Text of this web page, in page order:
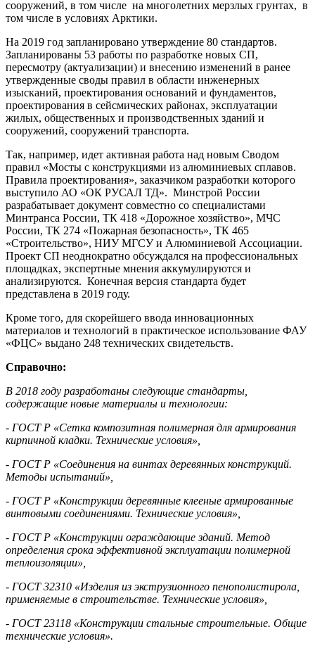
сооружений, в том числе на многолетних мерзлых грунтах, в
том числе в условиях Арктики.
На 2019 год запланировано утверждение 80 стандартов.
Запланированы 53 работы по разработке новых СП,
пересмотру (актуализации) и внесению изменений в ранее
утвержденные своды правил в области инженерных
изысканий, проектирования оснований и фундаментов,
проектирования в сейсмических районах, эксплуатации
жилых, общественных и производственных зданий и
сооружений, сооружений транспорта.
Так, например, идет активная работа над новым Сводом
правил «Мосты с конструкциями из алюминиевых сплавов.
Правила проектирования», заказчиком разработки которого
выступило АО «ОК РУСАЛ ТД». Минстрой России
разрабатывает документ совместно со специалистами
Минтранса России, ТК 418 «Дорожное хозяйство», МЧС
России, ТК 274 «Пожарная безопасность», ТК 465
«Строительство», НИУ МГСУ и Алюминиевой Ассоциации.
Проект СП неоднократно обсуждался на профессиональных
площадках, экспертные мнения аккумулируются и
анализируются. Конечная версия стандарта будет
представлена в 2019 году.
Кроме того, для скорейшего ввода инновационных
материалов и технологий в практическое использование ФАУ
«ФЦС» выдано 248 технических свидетельств.
Справочно:
В 2018 году разработаны следующие стандарты,
содержащие новые материалы и технологии:
- ГОСТ Р «Сетка композитная полимерная для армирования
кирпичной кладки. Технические условия»,
- ГОСТ Р «Соединения на винтах деревянных конструкций.
Методы испытаний»,
- ГОСТ Р «Конструкции деревянные клееные армированные
винтовыми соединениями. Технические условия»,
- ГОСТ Р «Конструкции ограждающие зданий. Метод
определения срока эффективной эксплуатации полимерной
теплоизоляции»,
- ГОСТ 32310 «Изделия из экструзионного пенополистирола,
применяемые в строительстве. Технические условия»,
- ГОСТ 23118 «Конструкции стальные строительные. Общие
технические условия».